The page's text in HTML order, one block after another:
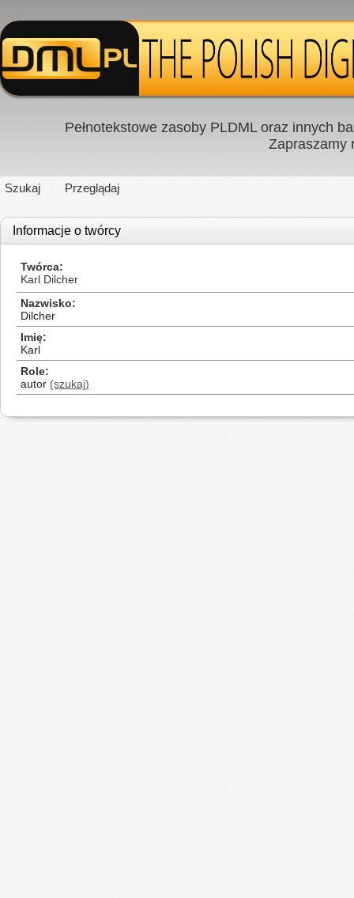
Pełnotekstowe zasoby PLDML oraz innych
Zapraszamy
Szukaj Przeglądaj
Informacje o twórcy
Twórca
Karl Dilcher
Nazwisko
Dilcher
Imię
Karl
Role
autor (szukaj)